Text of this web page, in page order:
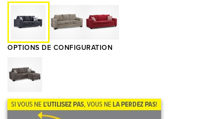
OPTIONS DE CONFIGURATION